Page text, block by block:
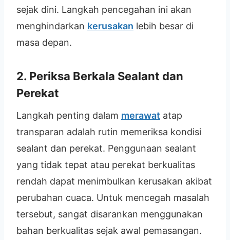
sejak dini. Langkah pencegahan ini akan
menghindarkan kerusakan lebih besar di
masa depan.
2. Periksa Berkala Sealant dan
Perekat
Langkah penting dalam merawat atap
transparan adalah rutin memeriksa kondisi
sealant dan perekat. Penggunaan sealant
yang tidak tepat atau perekat berkualitas
rendah dapat menimbulkan kerusakan akibat
perubahan cuaca. Untuk mencegah masalah
tersebut, sangat disarankan menggunakan
bahan berkualitas sejak awal pemasangan.